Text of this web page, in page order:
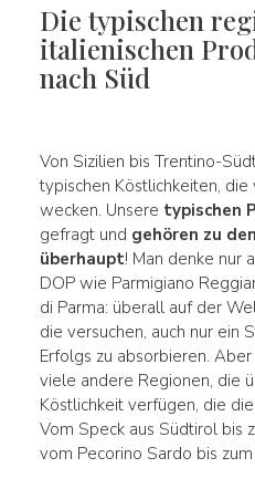
Die typischen
italienischen
nach Süd
Von Sizilien bis Trentino-
typischen Köstlichkeiten,
wecken. Unsere typischen
gefragt und gehören zu
überhaupt! Man denke nur
DOP wie Parmigiano
di Parma: überall auf der
die versuchen, auch nur ein
Erfolgs zu absorbieren.
viele andere Regionen, die
Köstlichkeit verfügen, die
Vom Speck aus Südtirol bis
vom Pecorino Sardo bis